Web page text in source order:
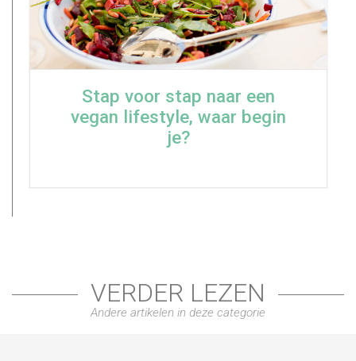
Stap voor stap naar een
vegan lifestyle, waar begin
je?
VERDER LEZEN
Andere artikelen in deze categorie